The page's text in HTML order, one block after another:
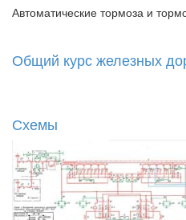
Автоматические тормоза и
Общий курс железных
Схемы